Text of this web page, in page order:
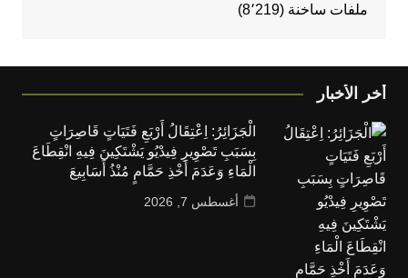
ملفات ساخنة (8٬219)
أخر الأخبار
الْجَزَائِرُ: اِعْتِقَالُ أَرْبَعِ فَتَيَاتٍ قَاصِرَاتٍ
بِسَبَبِ تَصْوِيرِ فِيدْيُو يَشْتَكِينَ فِيهِ انْقِطَاعَ
الْمَاءِ وَعَدَمَ أَخْذِ حَمَّامٍ مُنْذُ أَسَابِيعَ
أغسطس 7, 2026